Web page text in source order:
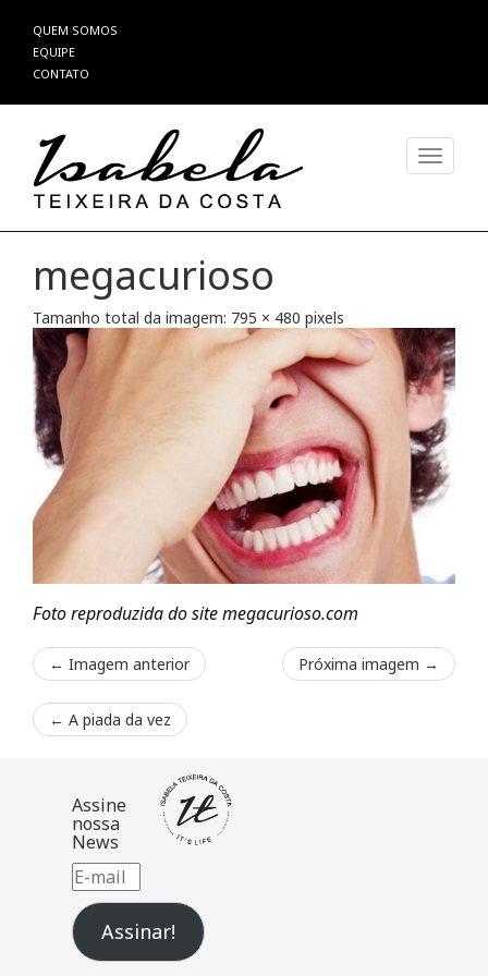
Pular
para
o
QUEM SOMOS
EQUIPE
CONTATO
megacurioso
Tamanho total da imagem: 795 × 480 pixels
Foto reproduzida do site megacurioso.com
← Imagem anterior Próxima imagem →
← A piada da vez
Assine
nossa
News
E-
mail
Assinar!